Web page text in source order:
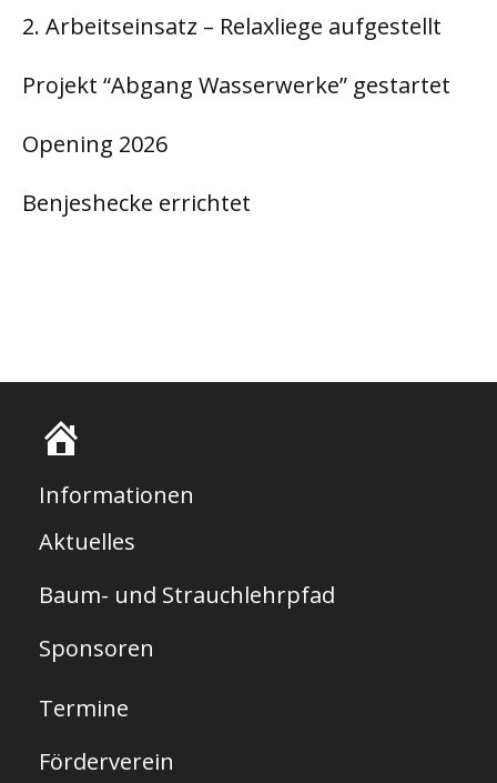
2. Arbeitseinsatz – Relaxliege aufgestellt
Projekt “Abgang Wasserwerke” gestartet
Opening 2026
Benjeshecke errichtet
r
t
s
i
t
Informationen
Aktuelles
Baum- und Strauchlehrpfad
Sponsoren
Termine
Förderverein